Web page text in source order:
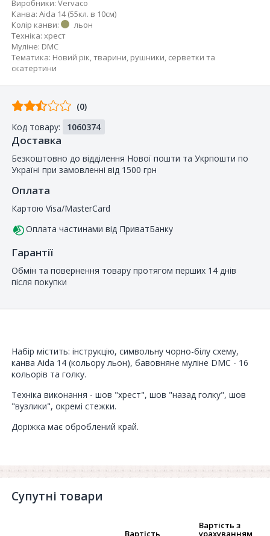
Виробники: Vervaco
Канва: Aida 14 (55кл. в 10см)
Колір канви:
льон
Техніка: хрест
Муліне: DMC
Тематика: Новий рік,тварини, рушники, серветки та
скатертини
Відгуків
покупців
(0)
Код товару:
1060374
Доставка
Безкоштовно до відділення Нової пошти та Укрпошти по
Україні при замовленні від 1500 грн
Оплата
Картою Visa/MasterCard
Оплата частинами від ПриватБанку
Гарантії
Обмін та повернення товару протягом перших 14 днів
після покупки
Набір містить: інструкцію, символьну чорно-білу схему,
канва Aida 14 (кольору льон), бавовняне муліне DMC - 16
кольорів та голку.
Техніка виконання - шов "хрест", шов "назад голку", шов
"вузлики", окремі стежки.
Доріжка має оброблений край.
Супутні товари
Вартість
Вартість з
урахуванням